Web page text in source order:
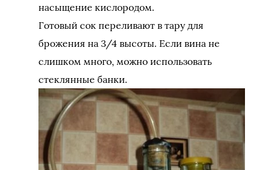
насыщение кислородом.
Готовый сок переливают в тару для
брожения на 3/4 высоты. Если вина не
слишком много, можно использовать
стеклянные банки.